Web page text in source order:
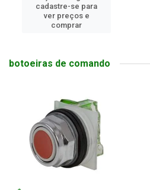
cadastre-se para
ver preços e
comprar
botoeiras de comando